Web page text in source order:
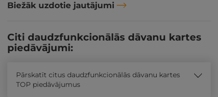
Biežāk uzdotie jautājumi
Citi daudzfunkcionālās dāvanu kartes
piedāvājumi:
Pārskatīt citus daudzfunkcionālās dāvanu kartes
TOP piedāvājumus